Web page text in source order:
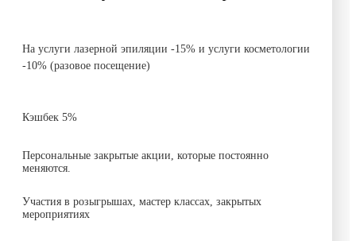
На услуги лазерной эпиляции -15% и услуги косметологии
-10% (разовое посещение)
Кэшбек 5%
Персональные закрытые акции, которые постоянно
меняются.
Участия в розыгрышах, мастер классах, закрытых
мероприятиях